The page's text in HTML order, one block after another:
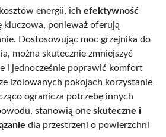
energii, ich efektywność
kluczowa, ponieważ oferują
Dostosowując moc grzejnika do
można skutecznie zmniejszyć
i jednocześnie poprawić komfort
izolowanych pokojach korzystanie
ogranicza potrzebę innych
stanowią one skuteczne i
dla przestrzeni o powierzchni